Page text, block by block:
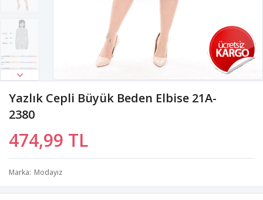
Yazlık Cepli Büyük Beden Elbise 21A-
2380
474,99 TL
Marka Modayız